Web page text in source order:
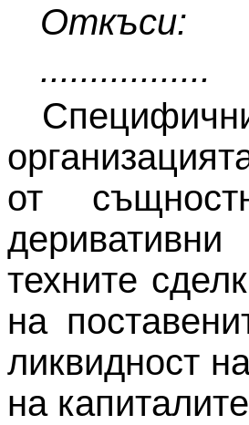
Откъси:
.................
от
техните
на
ликвидност
на